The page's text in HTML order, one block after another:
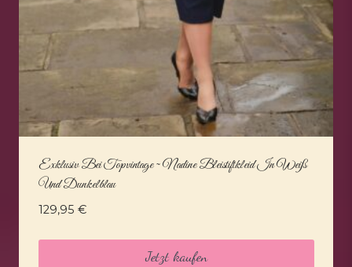
Exklusiv Bei Topvintage ~ Nadine Bleistiftkleid In Weiß
Und Dunkelblau
129,95 €
Jetzt kaufen